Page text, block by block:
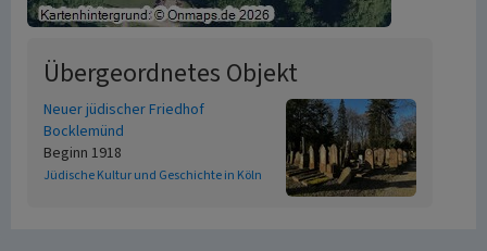
Übergeordnetes Objekt
Neuer jüdischer Friedhof
Bocklemünd
Beginn 1918
Jüdische Kultur und Geschichte in Köln